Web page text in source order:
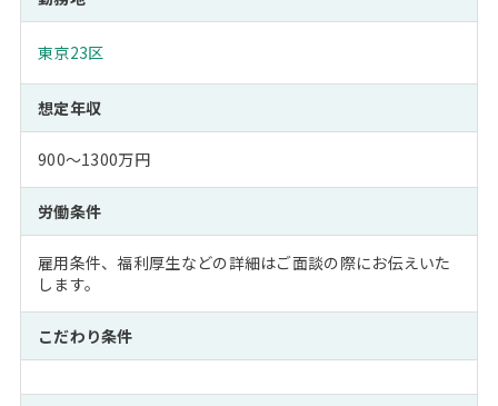
東京23区
想定年収
900～1300万円
労働条件
雇用条件、福利厚生などの詳細はご面談の際にお伝えいた
します。
こだわり条件